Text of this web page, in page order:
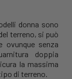
donna sono
terreno, si può
ovunque senza
doppia
la massima
di terreno.